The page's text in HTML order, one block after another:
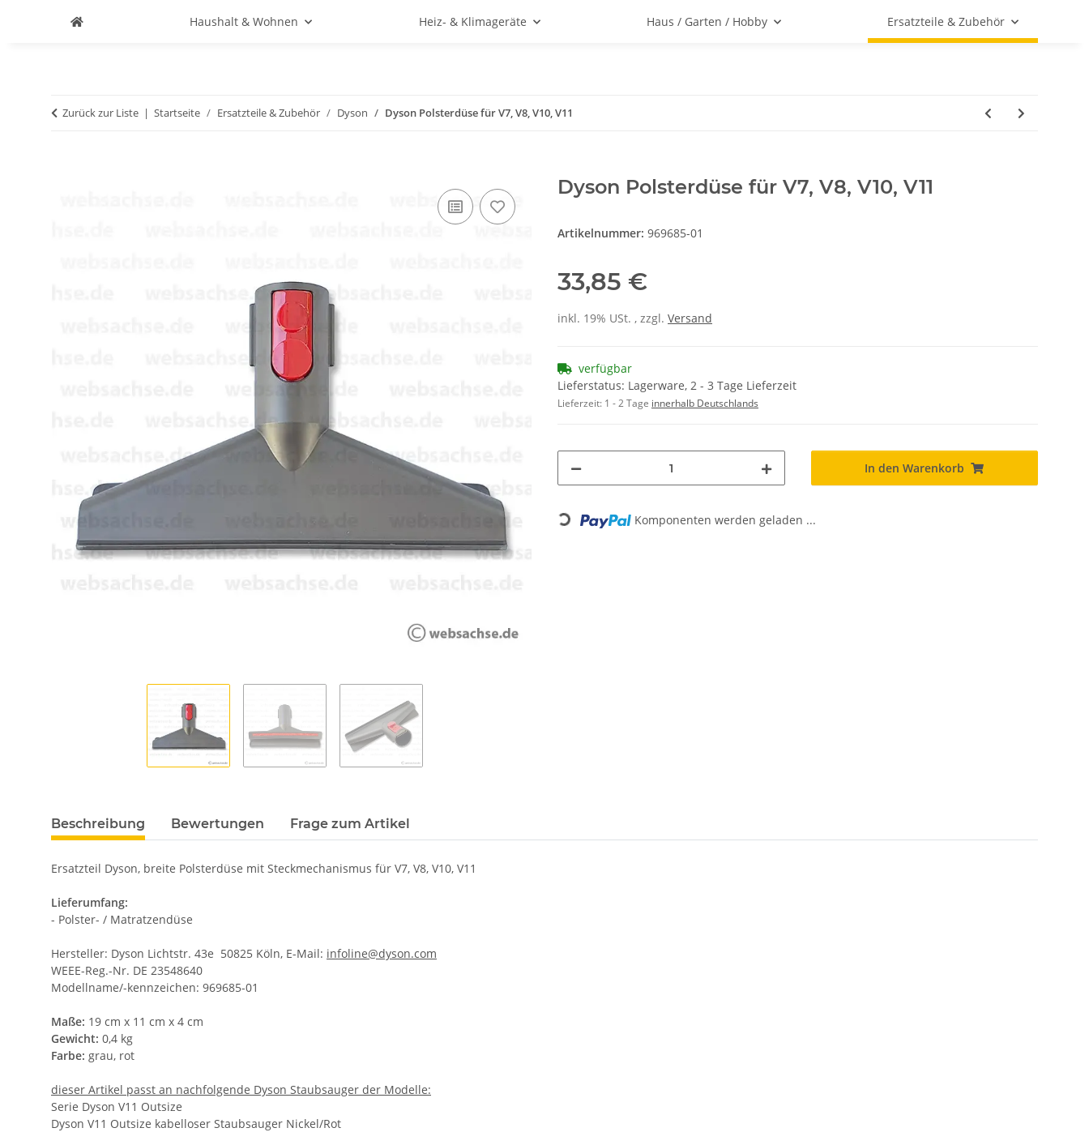
Haushalt & Wohnen Heiz- & Klimageräte Haus / Garten / Hobby Ersatzteile & Zubehör
Zurück zur Liste Startseite Ersatzteile & Zubehör Dyson Dyson Polsterdüse für V7, V8, V10, V11
Dyson Polsterdüse für V7, V8, V10, V11
Artikelnummer: 969685-01
33,85 €
inkl. 19% USt. , zzgl. Versand
verfügbar
Lieferstatus: Lagerware, 2 - 3 Tage Lieferzeit
Lieferzeit: 1 - 2 Tage innerhalb Deutschlands
In den Warenkorb
Loading... Komponenten werden geladen ...
Beschreibung Bewertungen Frage zum Artikel
Ersatzteil Dyson, breite Polsterdüse mit Steckmechanismus für V7, V8, V10, V11
Lieferumfang:
- Polster- / Matratzendüse
Hersteller: Dyson Lichtstr. 43e 50825 Köln, E-Mail: infoline@dyson.com
WEEE-Reg.-Nr. DE 23548640
Modellname/-kennzeichen: 969685-01
Maße: 19 cm x 11 cm x 4 cm
Gewicht: 0,4 kg
Farbe: grau, rot
dieser Artikel passt an nachfolgende Dyson Staubsauger der Modelle:
Serie Dyson V11 Outsize
Dyson V11 Outsize kabelloser Staubsauger Nickel/Rot